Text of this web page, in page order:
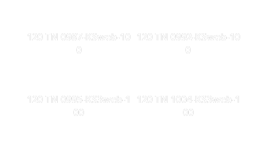
120 TN 0987-KSweb-10
0
120 TN 0992-KSweb-10
0
120 TN 0995-KS3web-1
00
120 TN 1004-KS3web-1
00